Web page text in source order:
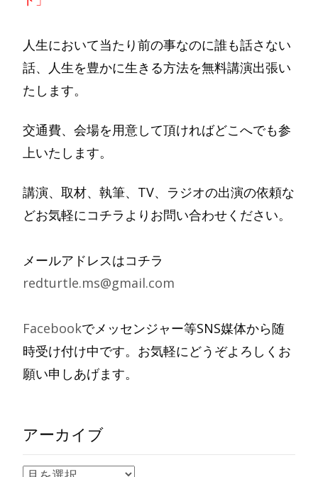
人生において当たり前の事なのに誰も話さない
話、人生を豊かに生きる方法を無料講演出張い
たします。
交通費、会場を用意して頂ければどこへでも参
上いたします。
講演、取材、執筆、TV、ラジオの出演の依頼な
どお気軽にコチラよりお問い合わせください。
メールアドレスはコチラ
redturtle.ms@gmail.com
Facebookでメッセンジャー等SNS媒体から随
時受け付け中です。お気軽にどうぞよろしくお
願い申しあげます。
アーカイブ